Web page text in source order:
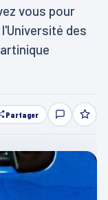
vous pour
des
Partager